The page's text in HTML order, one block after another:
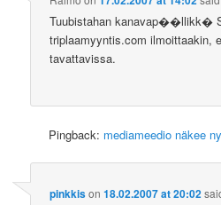
Tuubistahan kanavap��llikk�
triplaamyyntis.com
tavattavissa.
Pingback: mediameedio näkee
pinkkison18.02.2007 at 20:02